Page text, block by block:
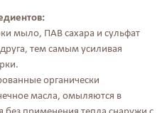
мыло, ПАВ сахара и сульфат
тем самым усиливая
органически
масла, омыляются в